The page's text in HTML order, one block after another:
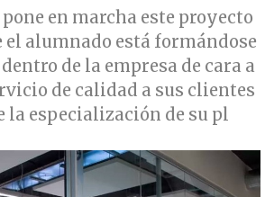
en marcha este proyecto
el alumnado está formándose
de la empresa de cara a
de calidad a sus clientes
la especialización de su pl